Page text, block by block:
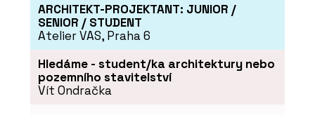
ARCHITEKT-PROJEKTANT: JUNIOR /
SENIOR / STUDENT
Atelier VAS, Praha 6
Hledáme - student/ka architektury nebo
pozemního stavitelství
Vít Ondračka